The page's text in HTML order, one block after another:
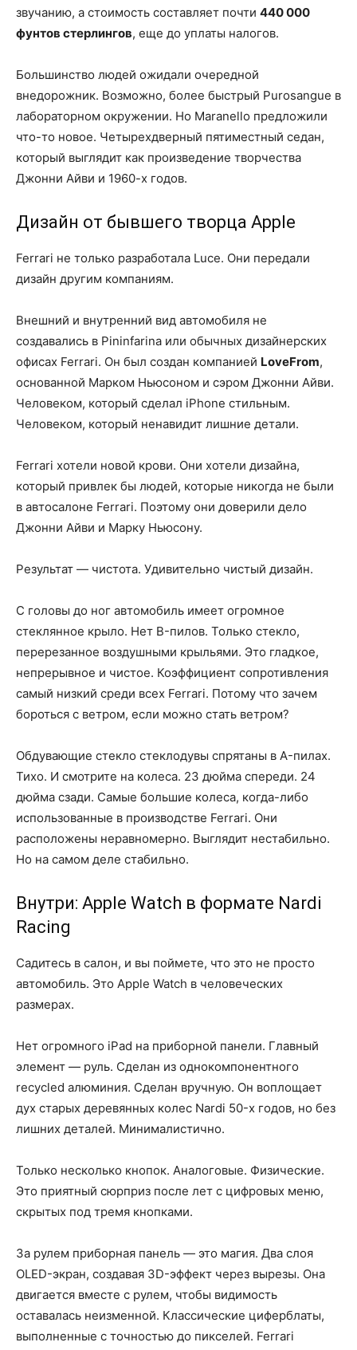
звучанию, а стоимость составляет почти 440 000
фунтов стерлингов, еще до уплаты налогов.
Большинство людей ожидали очередной
внедорожник. Возможно, более быстрый Purosangue в
лабораторном окружении. Но Maranello предложили
что-то новое. Четырехдверный пятиместный седан,
который выглядит как произведение творчества
Джонни Айви и 1960-х годов.
Дизайн от бывшего творца Apple
Ferrari не только разработала Luce. Они передали
дизайн другим компаниям.
Внешний и внутренний вид автомобиля не
создавались в Pininfarina или обычных дизайнерских
офисах Ferrari. Он был создан компанией LoveFrom,
основанной Марком Ньюсоном и сэром Джонни Айви.
Человеком, который сделал iPhone стильным.
Человеком, который ненавидит лишние детали.
Ferrari хотели новой крови. Они хотели дизайна,
который привлек бы людей, которые никогда не были
в автосалоне Ferrari. Поэтому они доверили дело
Джонни Айви и Марку Ньюсону.
Результат — чистота. Удивительно чистый дизайн.
С головы до ног автомобиль имеет огромное
стеклянное крыло. Нет B-пилов. Только стекло,
перерезанное воздушными крыльями. Это гладкое,
непрерывное и чистое. Коэффициент сопротивления
самый низкий среди всех Ferrari. Потому что зачем
бороться с ветром, если можно стать ветром?
Обдувающие стекло стеклодувы спрятаны в A-пилах.
Тихо. И смотрите на колеса. 23 дюйма спереди. 24
дюйма сзади. Самые большие колеса, когда-либо
использованные в производстве Ferrari. Они
расположены неравномерно. Выглядит нестабильно.
Но на самом деле стабильно.
Внутри: Apple Watch в формате Nardi
Racing
Садитесь в салон, и вы поймете, что это не просто
автомобиль. Это Apple Watch в человеческих
размерах.
Нет огромного iPad на приборной панели. Главный
элемент — руль. Сделан из однокомпонентного
recycled алюминия. Сделан вручную. Он воплощает
дух старых деревянных колес Nardi 50-х годов, но без
лишних деталей. Минималистично.
Только несколько кнопок. Аналоговые. Физические.
Это приятный сюрприз после лет с цифровых меню,
скрытых под тремя кнопками.
За рулем приборная панель — это магия. Два слоя
OLED-экран, создавая 3D-эффект через вырезы. Она
двигается вместе с рулем, чтобы видимость
оставалась неизменной. Классические циферблаты,
выполненные с точностью до пикселей. Ferrari